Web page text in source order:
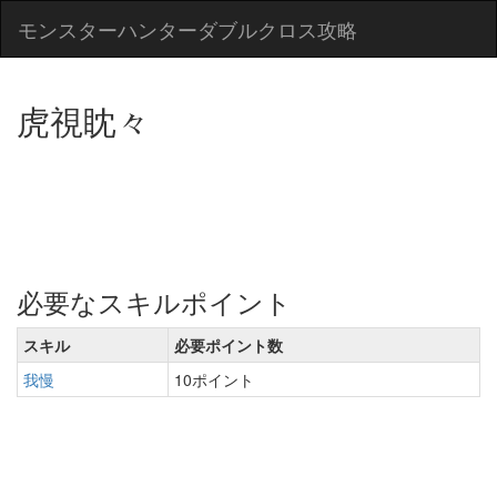
モンスターハンターダブルクロス攻略
虎視眈々
必要なスキルポイント
スキル
必要ポイント数
我慢
10ポイント